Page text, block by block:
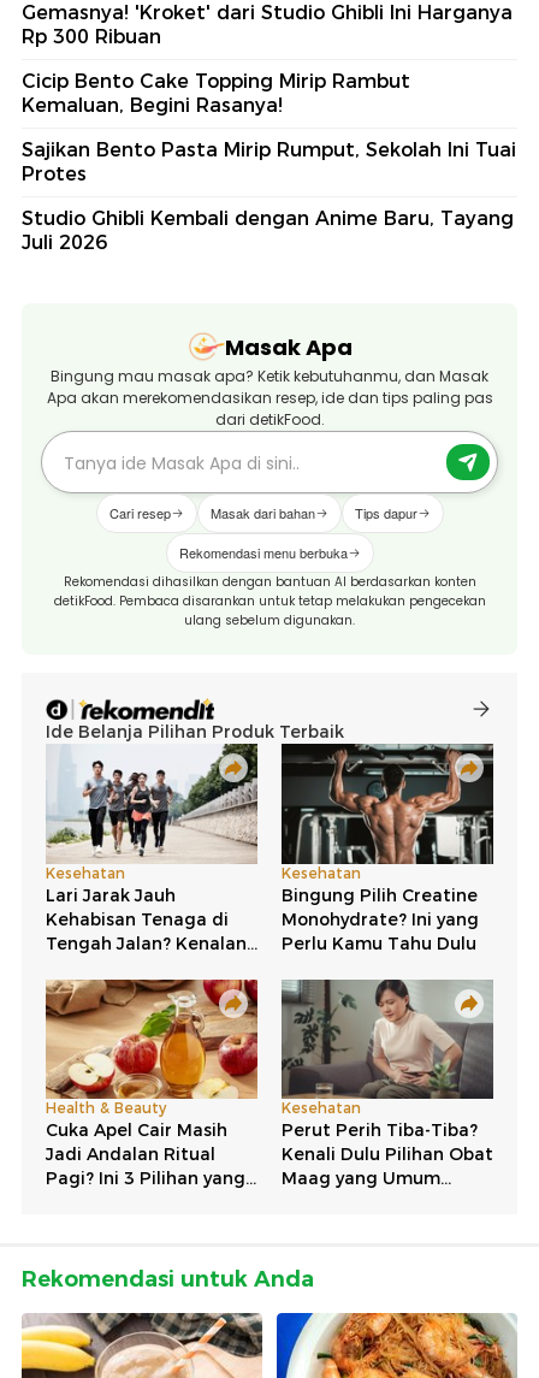
Gemasnya! 'Kroket' dari Studio Ghibli Ini Harganya
Rp 300 Ribuan
Cicip Bento Cake Topping Mirip Rambut
Kemaluan, Begini Rasanya!
Sajikan Bento Pasta Mirip Rumput, Sekolah Ini Tuai
Protes
Studio Ghibli Kembali dengan Anime Baru, Tayang
Juli 2026
Masak Apa
Bingung mau masak apa? Ketik kebutuhanmu, dan Masak
Apa akan merekomendasikan resep, ide dan tips paling pas
dari detikFood.
Cari resep Masak dari bahan Tips dapur
Rekomendasi menu berbuka
Rekomendasi dihasilkan dengan bantuan AI berdasarkan konten
detikFood. Pembaca disarankan untuk tetap melakukan pengecekan
ulang sebelum digunakan.
Rekomendasi untuk Anda